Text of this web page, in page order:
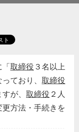
「取締役 ３名以上
ており、 取締役
が、 取締役 ２人
方法・手続きを